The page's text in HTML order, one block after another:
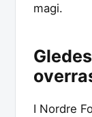
magi.
I Nordre